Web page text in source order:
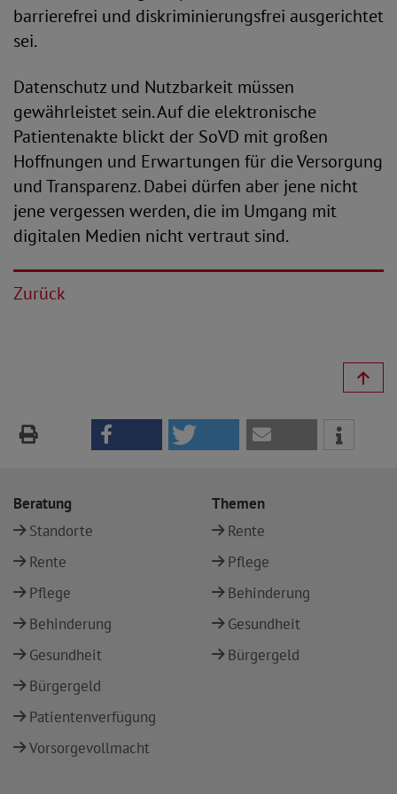
barrierefrei und diskriminierungsfrei ausgerichtet
sei.
Datenschutz und Nutzbarkeit müssen
gewährleistet sein. Auf die elektronische
Patientenakte blickt der SoVD mit großen
Hoffnungen und Erwartungen für die Versorgung
und Transparenz. Dabei dürfen aber jene nicht
jene vergessen werden, die im Umgang mit
digitalen Medien nicht vertraut sind.
Zurück
Beratung
Standorte
Rente
Pflege
Behinderung
Gesundheit
Bürgergeld
Patientenverfügung
Vorsorgevollmacht
Themen
Rente
Pflege
Behinderung
Gesundheit
Bürgergeld